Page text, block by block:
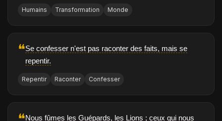
Humains Transformation Monde
❝Se confesser n'est pas raconter des faits, mais se
repentir.
Repentir Raconter Confesser
Nous fûmes les Guépards, les Lions ; ceux qui nous